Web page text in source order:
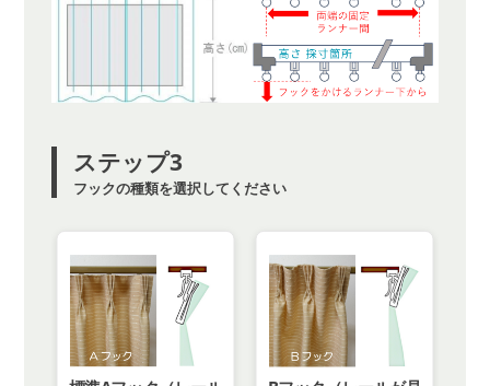
ステップ3
フックの種類を選択してください